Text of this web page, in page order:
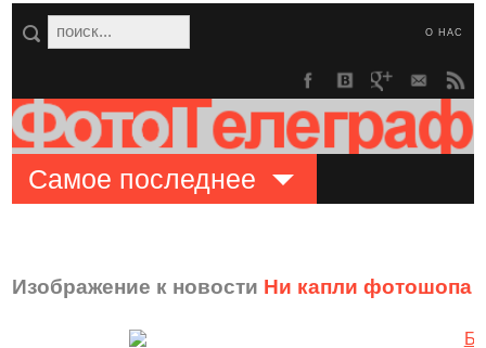
О НАС
Самое последнее
Изображение к новости Ни капли фотошопа